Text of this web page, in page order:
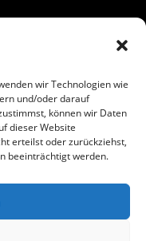
wir Technologien wie
und/oder darauf
können wir Daten
dieser Website
erteilst oder zurückziehst,
beeinträchtigt werden.